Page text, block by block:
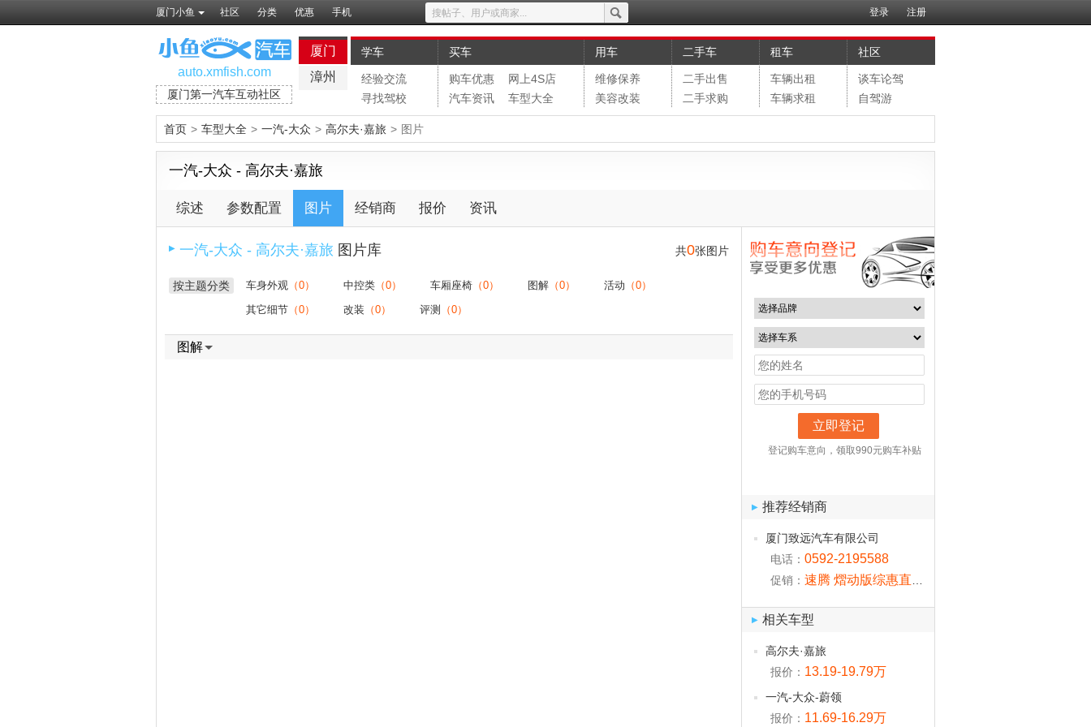
厦门小鱼 社区 分类 优惠 手机 登录 注册
auto.xmfish.com
厦门第一汽车互动社区
厦门
漳州
学车
经验交流
寻找驾校
买车
购车优惠
网上4S店
汽车资讯
车型大全
用车
维修保养
美容改装
二手车
二手出售
二手求购
租车
车辆出租
车辆求租
社区
谈车论驾
自驾游
首页 > 车型大全 > 一汽-大众 > 高尔夫·嘉旅 > 图片
一汽-大众 - 高尔夫·嘉旅
综述 参数配置 图片 经销商 报价 资讯
▶ 一汽-大众 - 高尔夫·嘉旅 图片库 共0张图片
按主题分类 车身外观 （0） 中控类 （0） 车厢座椅 （0） 图解 （0） 活动 （0）
其它细节 （0） 改装 （0） 评测 （0）
图解
立即登记
登记购车意向，领取990元购车补贴
▶ 推荐经销商
厦门致远汽车有限公司
电话： 0592-2195588
促销： 速腾 熠动版综惠直达2万 送超值大礼
▶ 相关车型
高尔夫·嘉旅
报价： 13.19-19.79万
一汽-大众-蔚领
报价： 11.69-16.29万